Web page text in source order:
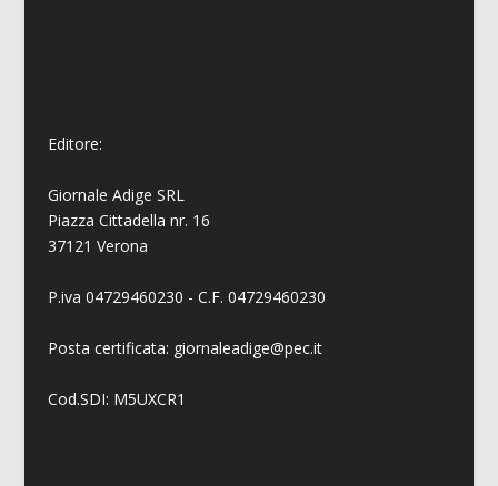
Editore:
Giornale Adige SRL
Piazza Cittadella nr. 16
37121 Verona
P.iva 04729460230 - C.F. 04729460230
Posta certificata: giornaleadige@pec.it
Cod.SDI: M5UXCR1